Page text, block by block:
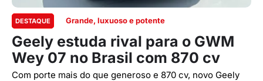
DESTAQUE Grande, luxuoso e potente
Geely estuda rival para o GWM
Wey 07 no Brasil com 870 cv
Com porte mais do que generoso e 870 cv, novo Geely